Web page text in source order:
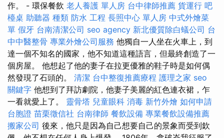
作。 - 環保餐飲 老人養護 單人房 台中律師推薦 貨運行 吧
檯桌 助聽器 種類 防水 工程 長照中心 單人房 中式外燴菜
單 假牙 台南清潔公司 seo agency 新北優質除白蟻公司 台
中中醫整骨 專業外燴公司服務 他獨自一人坐在火車上，到
達一個不知名的國家，他不知道這種語言，但最終創造了一
個房屋。 他想起了他的妻子在拉更優雅的鞋子時是如何偶
然發現了石頭的。 清潔 台中整復推薦療程 護理之家 seo
關鍵字 他想到了拜訪劇院，他妻子美麗的紅色連衣裙，乍
一看就愛上了。 靈骨塔 兒童眼科 消毒 新竹外燴 如何申請
台胞證 苗栗徵信社 台南律師 餐飲設備 專業餐飲設備推薦
搬家公司 後來，他只是因為自己想要自己的景象而受到欽